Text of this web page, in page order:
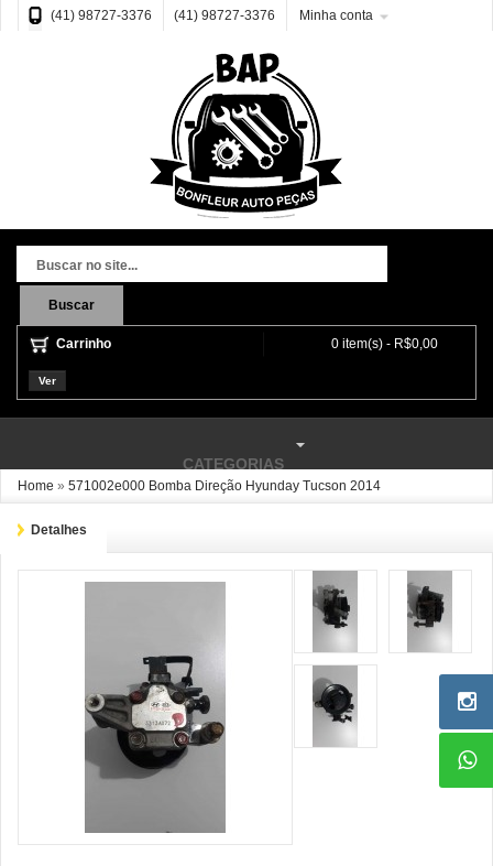
(41) 98727-3376 (41) 98727-3376 Minha conta
Buscar
Carrinho 0 item(s) - R$0,00
Ver
CATEGORIAS
Home » 571002e000 Bomba Direção Hyunday Tucson 2014
Detalhes